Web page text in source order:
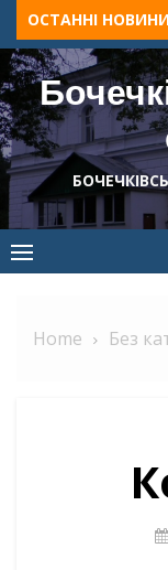
Skip
to
content
ОСТАННІ
Home Без